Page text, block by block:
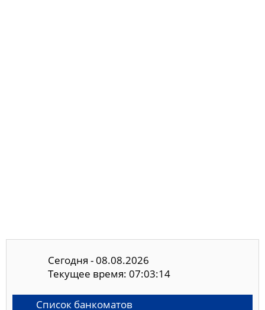
Сегодня - 08.08.2026
Текущее время: 07:03:14
Список банкоматов